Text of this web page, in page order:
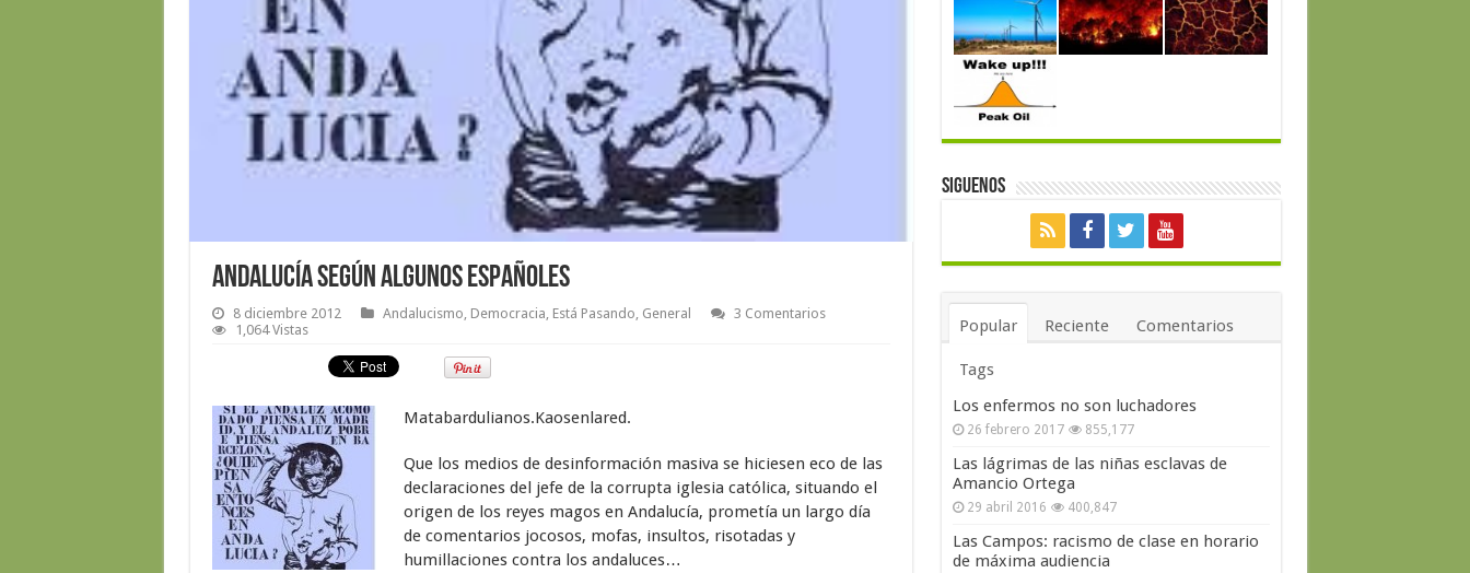
Andalucía según algunos españoles
8 diciembre 2012 Andalucismo Democracia Está Pasando General
3 Comentarios
1,064 Vistas
Matabardulianos.Kaosenlared.
Que los medios de desinformación masiva se hiciesen eco de las
declaraciones del jefe de la corrupta iglesia católica, situando el
origen de los reyes magos en Andalucía, prometía un largo día
de comentarios jocosos, mofas, insultos, risotadas y
humillaciones contra los andaluces…
Siguenos
Popular Reciente Comentarios
Tags
Los enfermos no son luchadores
26 febrero 2017 855,177
Las lágrimas de las niñas esclavas de
Amancio Ortega
29 abril 2016 400,847
Las Campos: racismo de clase en horario
de máxima audiencia